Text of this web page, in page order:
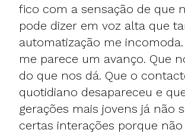
fico com a sensação de que
pode dizer em voz alta que
automatização me
me parece um avanço. Que
do que nos dá. Que o
quotidiano desapareceu e
gerações mais jovens já não
certas interações porque